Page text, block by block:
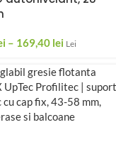
– 169,40 lei Lei